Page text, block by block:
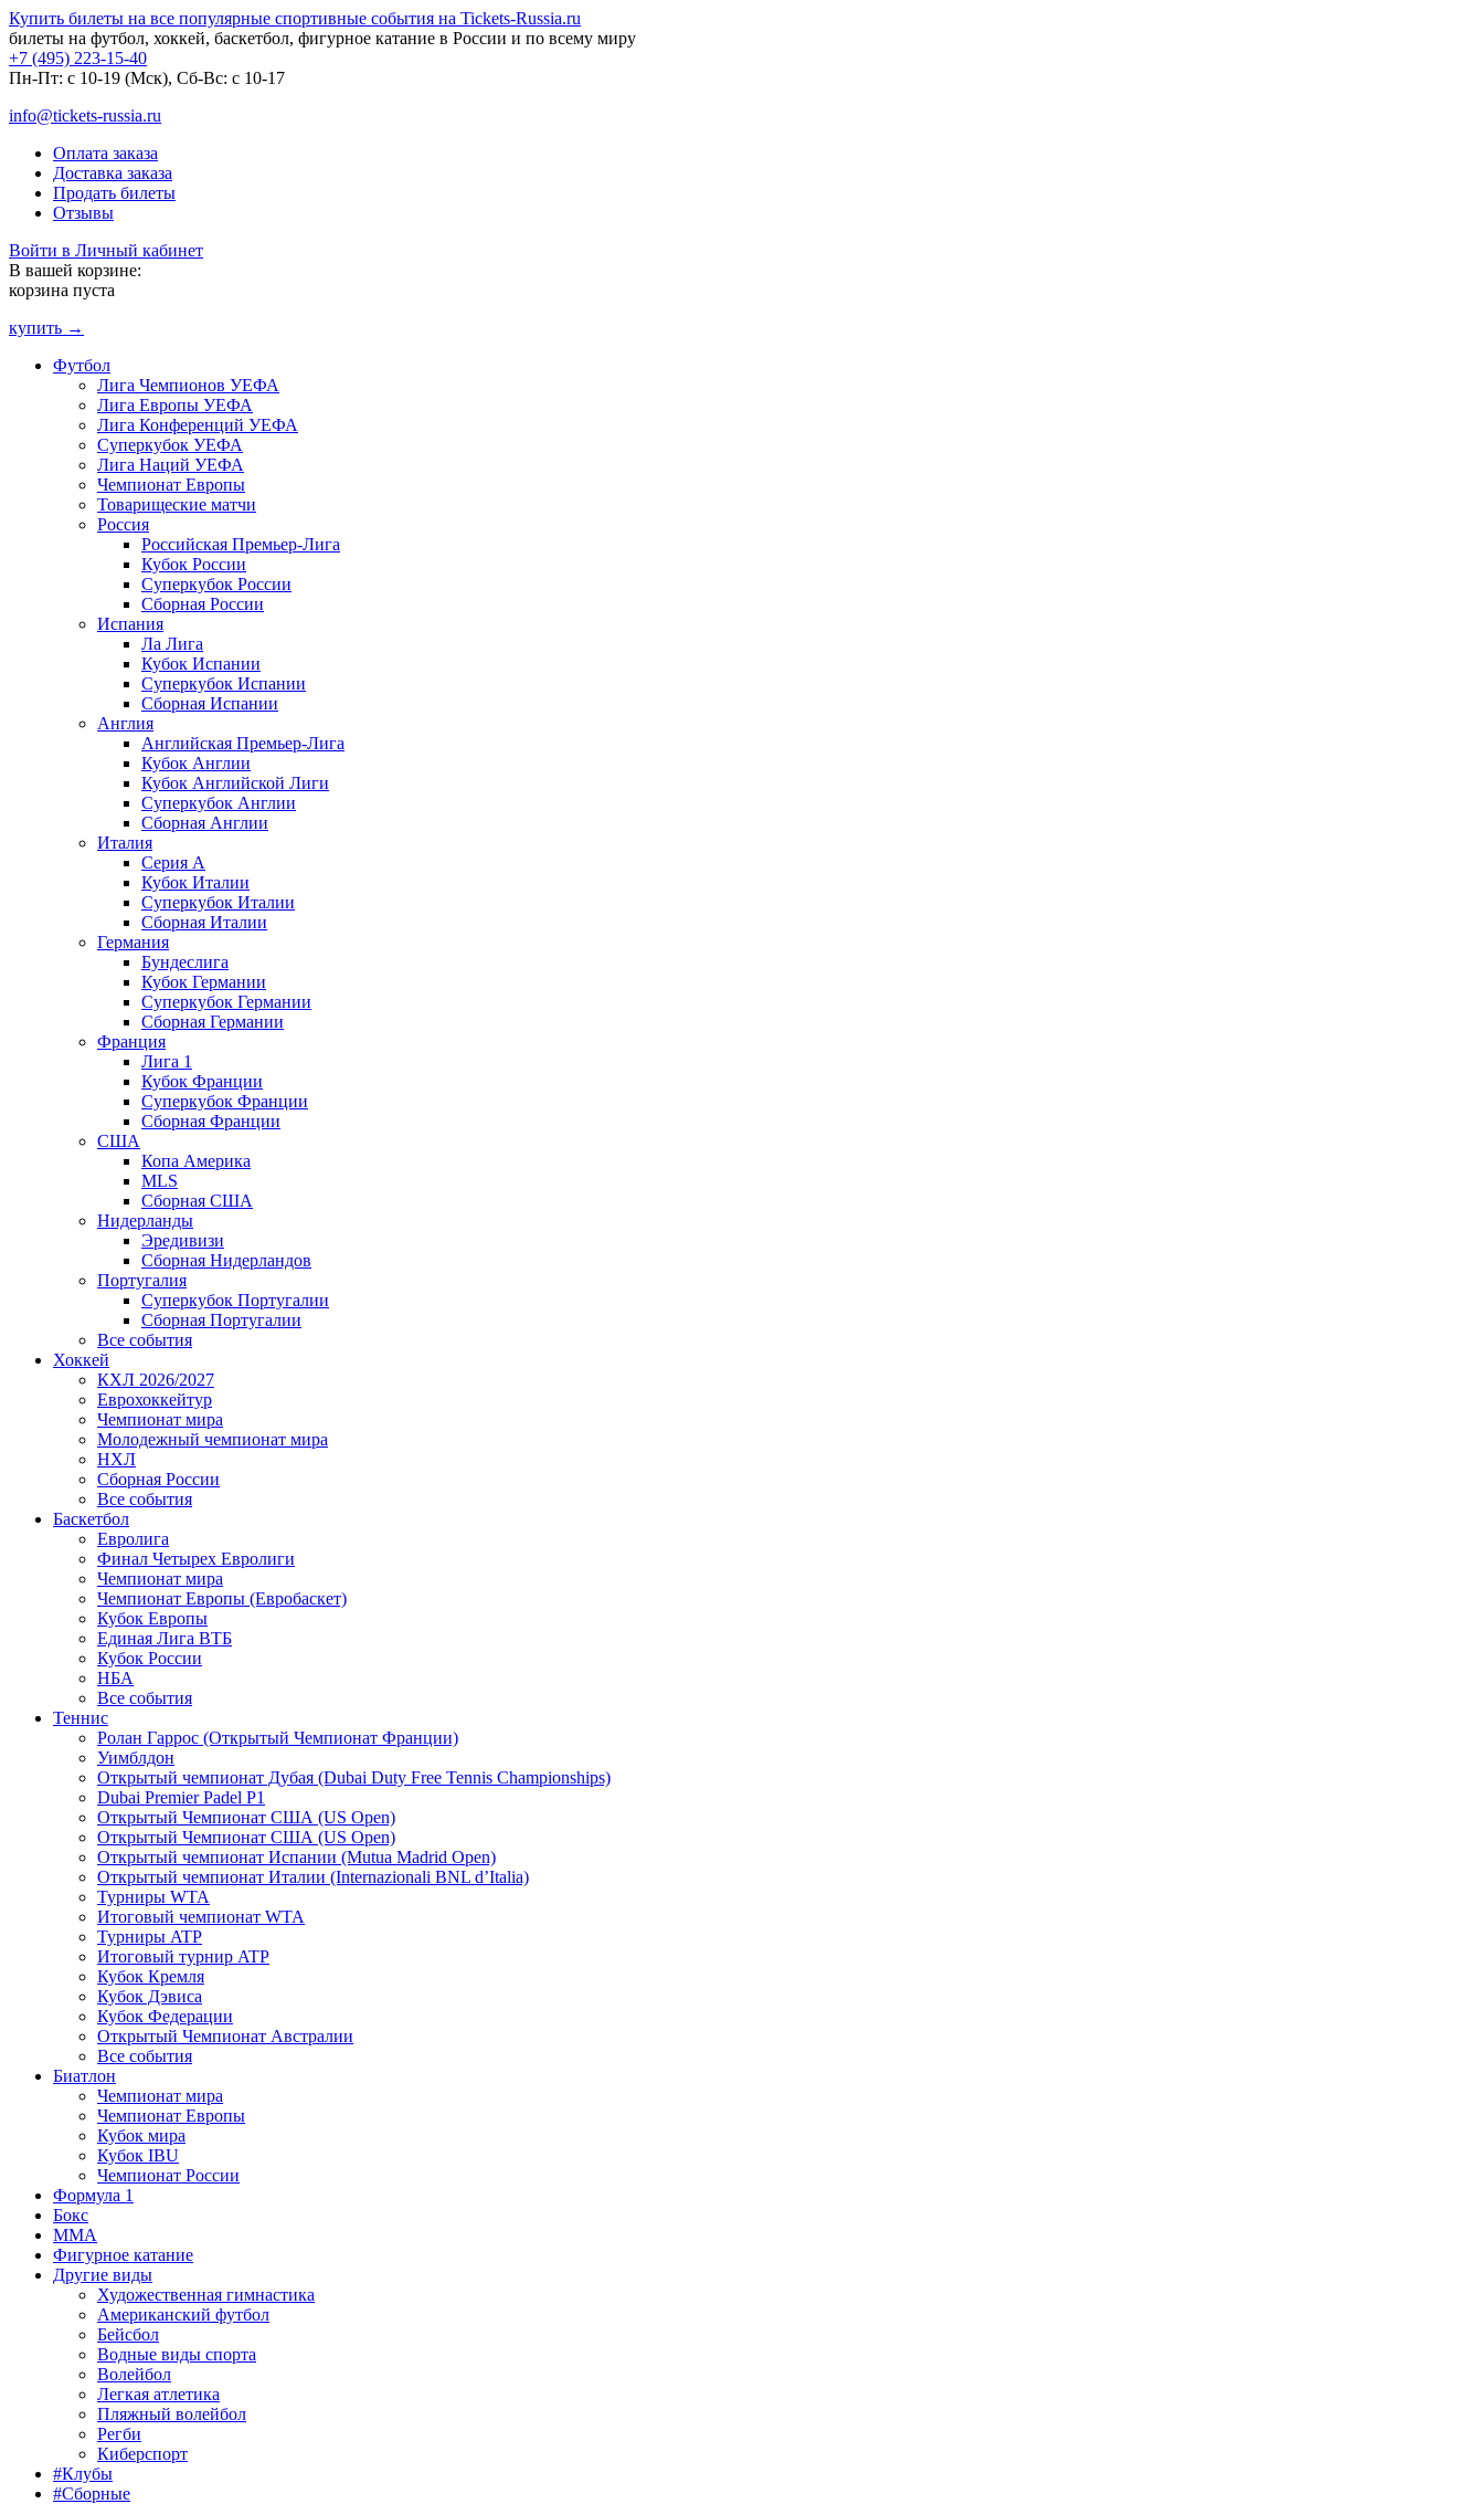
Купить билеты на все популярные спортивные события на Tickets-Russia.ru
билеты на футбол, хоккей, баскетбол, фигурное катание в России и по всему миру
+7 (495) 223-15-40
Пн-Пт: c 10-19 (Мск), Сб-Вс: с 10-17
info@tickets-russia.ru
Оплата заказа
Доставка заказа
Продать билеты
Отзывы
Войти в Личный кабинет
В вашей корзине:
корзина пуста
купить →
Футбол
Лига Чемпионов УЕФА
Лига Европы УЕФА
Лига Конференций УЕФА
Суперкубок УЕФА
Лига Наций УЕФА
Чемпионат Европы
Товарищеские матчи
Россия
Российская Премьер-Лига
Кубок России
Суперкубок России
Сборная России
Испания
Ла Лига
Кубок Испании
Суперкубок Испании
Сборная Испании
Англия
Английская Премьер-Лига
Кубок Англии
Кубок Английской Лиги
Суперкубок Англии
Сборная Англии
Италия
Серия А
Кубок Италии
Суперкубок Италии
Сборная Италии
Германия
Бундеслига
Кубок Германии
Суперкубок Германии
Сборная Германии
Франция
Лига 1
Кубок Франции
Суперкубок Франции
Сборная Франции
США
Копа Америка
MLS
Сборная США
Нидерланды
Эредивизи
Сборная Нидерландов
Португалия
Суперкубок Португалии
Сборная Португалии
Все события
Хоккей
КХЛ 2026/2027
Еврохоккейтур
Чемпионат мира
Молодежный чемпионат мира
НХЛ
Сборная России
Все события
Баскетбол
Евролига
Финал Четырех Евролиги
Чемпионат мира
Чемпионат Европы (Евробаскет)
Кубок Европы
Единая Лига ВТБ
Кубок России
НБА
Все события
Теннис
Ролан Гаррос (Открытый Чемпионат Франции)
Уимблдон
Открытый чемпионат Дубая (Dubai Duty Free Tennis Championships)
Dubai Premier Padel P1
Открытый Чемпионат США (US Open)
Открытый Чемпионат США (US Open)
Открытый чемпионат Испании (Mutua Madrid Open)
Открытый чемпионат Италии (Internazionali BNL d’Italia)
Турниры WTA
Итоговый чемпионат WTA
Турниры ATP
Итоговый турнир ATP
Кубок Кремля
Кубок Дэвиса
Кубок Федерации
Открытый Чемпионат Австралии
Все события
Биатлон
Чемпионат мира
Чемпионат Европы
Кубок мира
Кубок IBU
Чемпионат России
Формула 1
Бокс
MMA
Фигурное катание
Другие виды
Художественная гимнастика
Американский футбол
Бейсбол
Водные виды спорта
Волейбол
Легкая атлетика
Пляжный волейбол
Регби
Киберспорт
#Клубы
#Сборные